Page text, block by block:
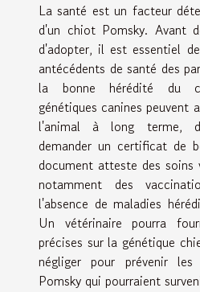
La santé est un facteur
d'un chiot Pomsky. Avant
d'adopter, il est essentiel
antécédents de santé des
la bonne hérédité du
génétiques canines peuvent
l'animal à long terme,
demander un certificat de
document atteste des soins
notamment des
l'absence de maladies
Un vétérinaire pourra
précises sur la génétique
négliger pour prévenir
Pomsky qui pourraient